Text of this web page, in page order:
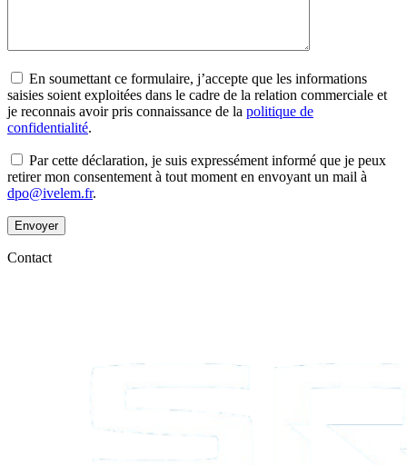
En soumettant ce formulaire, j’accepte que les informations
saisies soient exploitées dans le cadre de la relation commerciale et
je reconnais avoir pris connaissance de la politique de
confidentialité.
Par cette déclaration, je suis expressément informé que je peux
retirer mon consentement à tout moment en envoyant un mail à
dpo@ivelem.fr.
Envoyer
Contact